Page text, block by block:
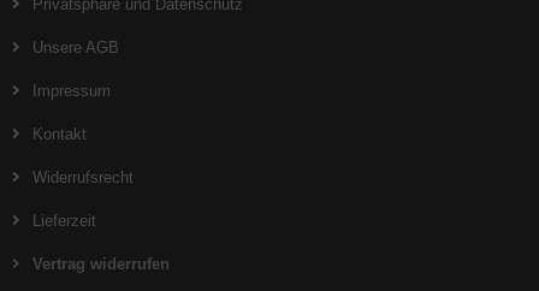
Privatsphäre und Datenschutz
Unsere AGB
Impressum
Kontakt
Widerrufsrecht
Lieferzeit
Vertrag widerrufen